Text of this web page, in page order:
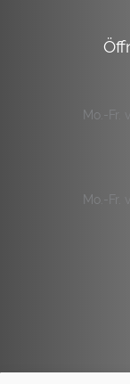
Mo.-Fr.
Mo.-Fr.